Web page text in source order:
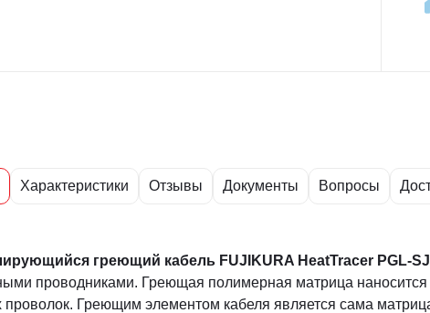
Характеристики Отзывы Документы Вопросы
греющий кабель FUJIKURA HeatTracer PGL-
проводниками. Греющая полимерная матрица
проволок. Греющим элементом кабеля является сама